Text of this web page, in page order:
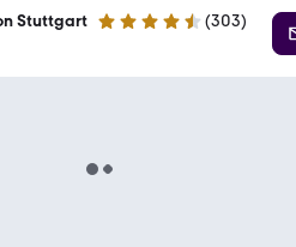
Stuttgart 4.4 Sterne (303)